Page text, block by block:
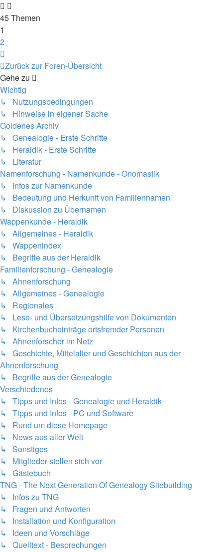
45 Themen
1
2
Zurück zur Foren-Übersicht
Gehe zu
Wichtig
↳ Nutzungsbedingungen
↳ Hinweise in eigener Sache
Goldenes Archiv
↳ Genealogie - Erste Schritte
↳ Heraldik - Erste Schritte
↳ Literatur
Namenforschung - Namenkunde - Onomastik
↳ Infos zur Namenkunde
↳ Bedeutung und Herkunft von Familiennamen
↳ Diskussion zu Übernamen
Wappenkunde - Heraldik
↳ Allgemeines - Heraldik
↳ Wappenindex
↳ Begriffe aus der Heraldik
Familienforschung - Genealogie
↳ Ahnenforschung
↳ Allgemeines - Genealogie
↳ Regionales
↳ Lese- und Übersetzungshilfe von Dokumenten
↳ Kirchenbucheinträge ortsfremder Personen
↳ Ahnenforscher im Netz
↳ Geschichte, Mittelalter und Geschichten aus der
Ahnenforschung
↳ Begriffe aus der Genealogie
Verschiedenes
↳ Tipps und Infos - Genealogie und Heraldik
↳ Tipps und Infos - PC und Software
↳ Rund um diese Homepage
↳ News aus aller Welt
↳ Sonstiges
↳ Mitglieder stellen sich vor
↳ Gästebuch
TNG - The Next Generation Of Genealogy Sitebuilding
↳ Infos zu TNG
↳ Fragen und Antworten
↳ Installation und Konfiguration
↳ Ideen und Vorschläge
↳ Quelltext - Besprechungen